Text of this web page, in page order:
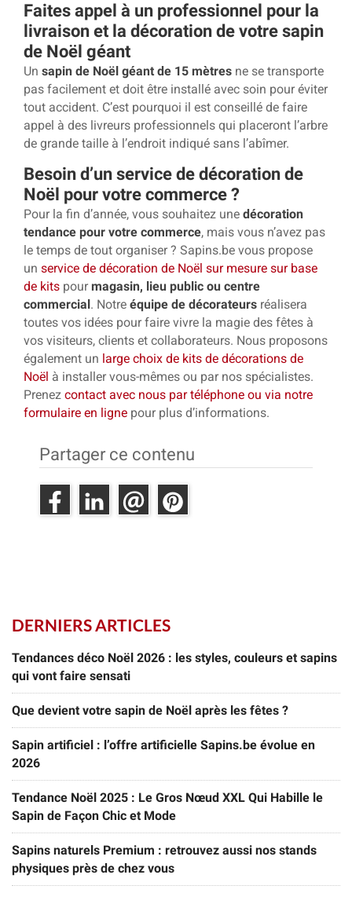
DERNIERS ARTICLES
Tendances déco Noël 2026 : les styles, couleurs et sapins
qui vont faire sensati
Que devient votre sapin de Noël après les fêtes ?
Sapin artificiel : l’offre artificielle Sapins.be évolue en
2026
Tendance Noël 2025 : Le Gros Nœud XXL Qui Habille le
Sapin de Façon Chic et Mode
Sapins naturels Premium : retrouvez aussi nos stands
physiques près de chez vous
Faites appel à un professionnel pour la
livraison et la décoration de votre sapin
de Noël géant
Un sapin de Noël géant de 15 mètres ne se transporte
pas facilement et doit être installé avec soin pour éviter
tout accident. C’est pourquoi il est conseillé de faire
appel à des livreurs professionnels qui placeront l’arbre
de grande taille à l’endroit indiqué sans l’abîmer.
Besoin d’un service de décoration de
Noël pour votre commerce ?
Pour la fin d’année, vous souhaitez une décoration
tendance pour votre commerce, mais vous n’avez pas
le temps de tout organiser ? Sapins.be vous propose
un service de décoration de Noël sur mesure sur base
de kits pourmagasin, lieu public ou centre
commercial. Notre équipe de décorateurs réalisera
toutes vos idées pour faire vivre la magie des fêtes à
vos visiteurs, clients et collaborateurs. Nous proposons
également un large choix de kits de décorations de
Noël à installer vous-mêmes ou par nos spécialistes.
Prenez contact avec nous par téléphone ou via notre
formulaire en ligne pour plus d’informations.
Partager ce contenu